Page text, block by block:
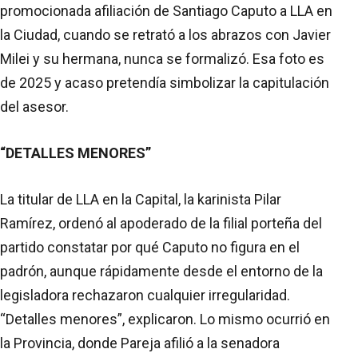
promocionada afiliación de Santiago Caputo a LLA en
la Ciudad, cuando se retrató a los abrazos con Javier
Milei y su hermana, nunca se formalizó. Esa foto es
de 2025 y acaso pretendía simbolizar la capitulación
del asesor.
“DETALLES MENORES”
La titular de LLA en la Capital, la karinista Pilar
Ramírez, ordenó al apoderado de la filial porteña del
partido constatar por qué Caputo no figura en el
padrón, aunque rápidamente desde el entorno de la
legisladora rechazaron cualquier irregularidad.
“Detalles menores”, explicaron. Lo mismo ocurrió en
la Provincia, donde Pareja afilió a la senadora